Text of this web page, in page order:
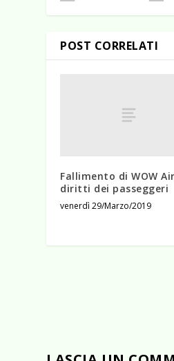
POST CORRELATI
Fallimento di WOW
diritti dei passeggeri
venerdì 29/Marzo/2019